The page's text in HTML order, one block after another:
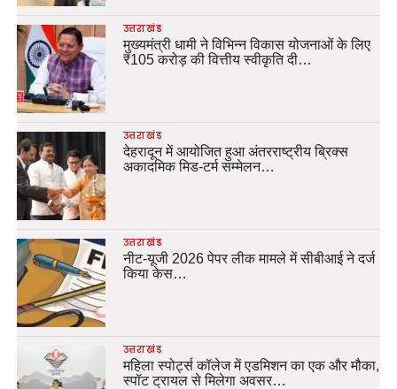
उत्तराखंड
मुख्यमंत्री धामी ने विभिन्न विकास योजनाओं के लिए
₹105 करोड़ की वित्तीय स्वीकृति दी…
उत्तराखंड
देहरादून में आयोजित हुआ अंतरराष्ट्रीय ब्रिक्स
अकादमिक मिड-टर्म सम्मेलन…
उत्तराखंड
नीट-यूजी 2026 पेपर लीक मामले में सीबीआई ने दर्ज
किया केस…
उत्तराखंड
महिला स्पोर्ट्स कॉलेज में एडमिशन का एक और मौका,
स्पॉट ट्रायल से मिलेगा अवसर…